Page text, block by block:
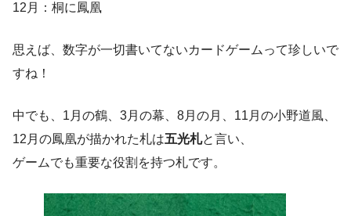
12月：桐に鳳凰
思えば、数字が一切書いてないカードゲームって珍しいで
すね！
中でも、1月の鶴、3月の幕、8月の月、11月の小野道風、
12月の鳳凰が描かれた札は五光札と言い、
ゲームでも重要な役割を持つ札です。